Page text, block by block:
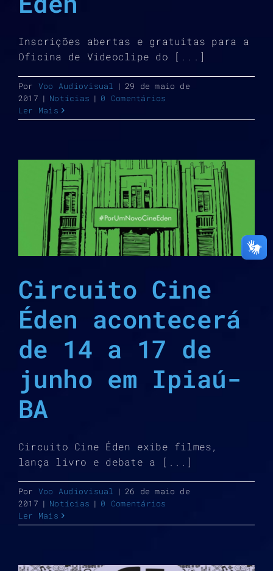
Inscrições abertas e gratuitas para a
Oficina de Videoclipe do [...]
Por Voo Audiovisual | 29 de maio de
2017 | Notícias | 0 Comentários
Ler Mais
Circuito Cine
Éden acontecerá
de 14 a 17 de
junho em Ipiaú-
BA
Circuito Cine Éden exibe filmes,
lança livro e debate a [...]
Por Voo Audiovisual | 26 de maio de
2017 | Notícias | 0 Comentários
Ler Mais